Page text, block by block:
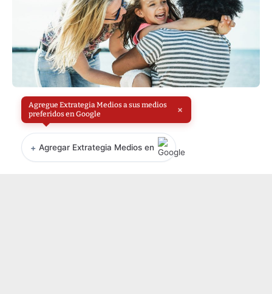
Agregue Extrategia Medios a sus medios
preferidos en Google
×
+ Agregar Extrategia Medios en